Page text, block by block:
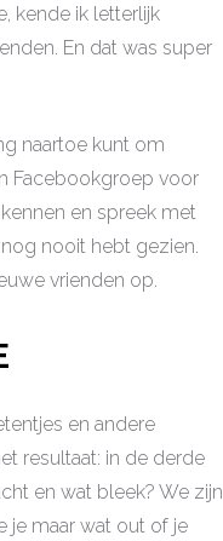
kende ik letterlijk
En dat was super
naartoe kunt om
Facebookgroep voor
en spreek met
nooit hebt gezien.
vrienden op.
en andere
resultaat: in de derde
en wat bleek? We zijn
je maar wat out of je